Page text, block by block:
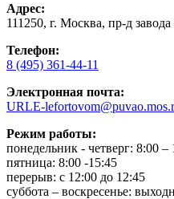
Адрес:
111250, г. Москва, пр-д
Телефон:
8 (495) 361-44-11
Электронная почта:
URLE-
Режим работы:
понедельник - четверг: 8:00 –
пятница: 8:00 -15:45
перерыв: с 12:00 до 12:45
суббота – воскресенье: